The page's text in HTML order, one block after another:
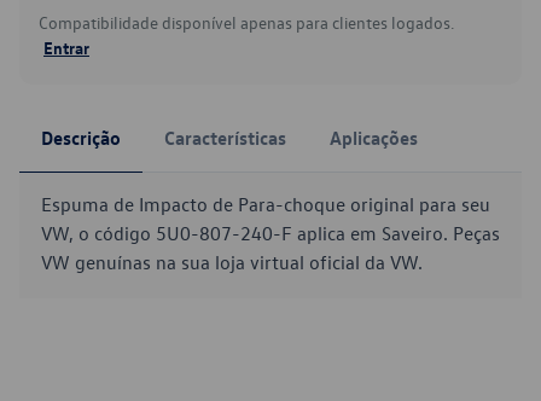
Compatibilidade disponível apenas para clientes logados.
Entrar
Descrição Características Aplicações
Espuma de Impacto de Para-choque original para seu
VW, o código 5U0-807-240-F aplica em Saveiro. Peças
VW genuínas na sua loja virtual oficial da VW.